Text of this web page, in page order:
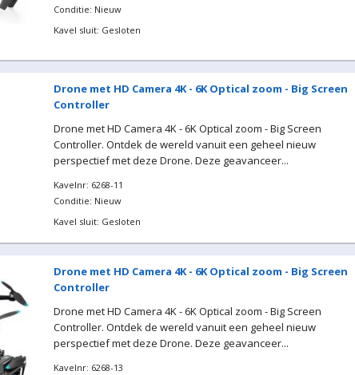
Conditie: Nieuw
Kavel sluit: Gesloten
Drone met HD Camera 4K - 6K Optical zoom - Big Screen
Controller
Drone met HD Camera 4K - 6K Optical zoom - Big Screen
Controller. Ontdek de wereld vanuit een geheel nieuw
perspectief met deze Drone. Deze geavanceer...
Kavelnr: 6268-11
Conditie: Nieuw
Kavel sluit: Gesloten
Drone met HD Camera 4K - 6K Optical zoom - Big Screen
Controller
Drone met HD Camera 4K - 6K Optical zoom - Big Screen
Controller. Ontdek de wereld vanuit een geheel nieuw
perspectief met deze Drone. Deze geavanceer...
Kavelnr: 6268-13